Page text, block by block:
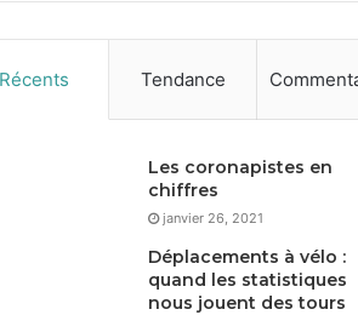
Récents Tendance
Les coronapistes en
chiffres
janvier 26, 2021
Déplacements à vélo :
quand les statistiques
nous jouent des tours